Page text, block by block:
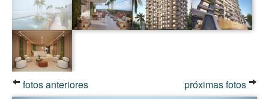
fotos anteriores próximas fotos